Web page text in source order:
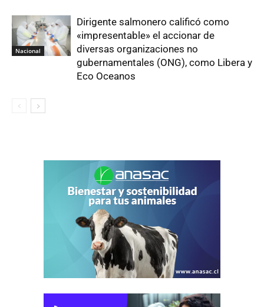
Nacional
Dirigente salmonero calificó como
«impresentable» el accionar de
diversas organizaciones no
gubernamentales (ONG), como Libera y
Eco Oceanos